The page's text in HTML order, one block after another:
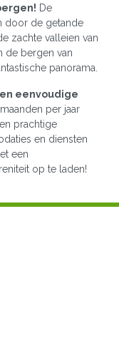
De
door de getande
zachte valleien van
de bergen van
panorama.
eenvoudige
maanden per jaar
prachtige
en diensten
een
op te laden!